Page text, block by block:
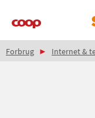
Main
Brødkrumme
Forbrug Internet &